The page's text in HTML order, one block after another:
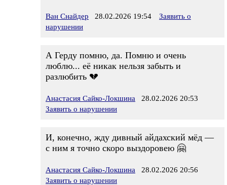
Ван Снайдер 28.02.2026 19:54
Заявить о
нарушении
А Герду помню, да. Помню и очень
люблю... её никак нельзя забыть и
разлюбить 💔
Анастасия Сайко-Локшина 28.02.2026 20:53
Заявить о нарушении
И, конечно, жду дивный айдахский мёд —
с ним я точно скоро выздоровею 🤗
Анастасия Сайко-Локшина 28.02.2026 20:56
Заявить о нарушении